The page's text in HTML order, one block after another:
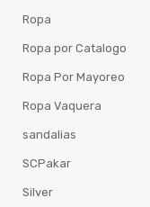
Ropa
Ropa por Catalogo
Ropa Por Mayoreo
Ropa Vaquera
sandalias
SCPakar
Silver